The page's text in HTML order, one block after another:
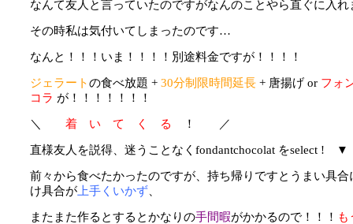
なんて友人と言っていたのですがなんのことやら直ぐに入れ
その時私は気付いてしまったのです…
なんと！！！いま！！！！別途料金ですが！！！！
ジェラートの食べ放題 + 30分制限時間延長 + 唐揚げ or フォ
コラ が！！！！！！！
＼ 着 い て く る
！ ／
直様友人を説得、迷うことなく fondantchocolat をselect ! ▼
前々から食べたかったのですが、持ち帰りですとうまい具合
け具合が 上手くいかず
またまた作るとするとかなりの手間暇がかかるので！！！ も